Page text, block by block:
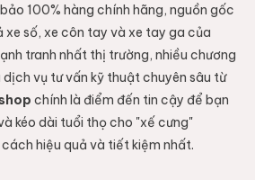
100% hàng chính hãng, nguồn gốc
xe số, xe côn tay và xe tay ga của
tranh nhất thị trường, nhiều chương
dịch vụ tư vấn kỹ thuật chuyên sâu từ
chính là điểm đến tin cậy để bạn
kéo dài tuổi thọ cho "xế cưng"
hiệu quả và tiết kiệm nhất.